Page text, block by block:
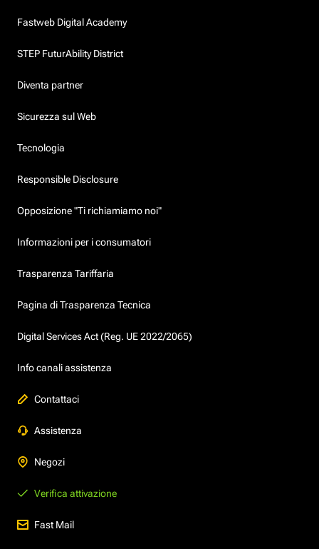
Fastweb Digital Academy
STEP FuturAbility District
Diventa partner
Sicurezza sul Web
Tecnologia
Responsible Disclosure
Opposizione "Ti richiamiamo noi"
Informazioni per i consumatori
Trasparenza Tariffaria
Pagina di Trasparenza Tecnica
Digital Services Act (Reg. UE 2022/2065)
Info canali assistenza
Contattaci
Assistenza
Negozi
Verifica attivazione
Fast Mail